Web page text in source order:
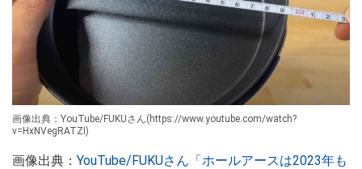
画像出典：YouTube/FUKUさん(https://www.youtube.com/watch?
v=HxNVegRATZI)
画像出典： YouTube/FUKUさん「ホールアースは2023年も